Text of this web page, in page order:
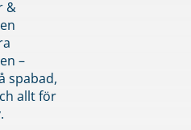
&
–
spabad,
allt för